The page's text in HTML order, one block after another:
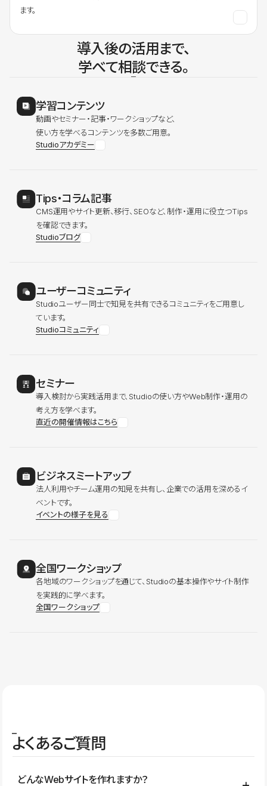
ます。
導入後の活用まで、
学べて相談できる。
学習コンテンツ
動画やセミナー・記事・ワークショップなど、
使い方を学べるコンテンツを多数ご用意。
Studioアカデミー
Tips・コラム記事
CMS運用やサイト更新、移行、SEOなど、制作・運用に役立つTips
を確認できます。
Studioブログ
ユーザーコミュニティ
Studioユーザー同士で知見を共有できるコミュニティをご用意し
ています。
Studioコミュニティ
セミナー
導入検討から実践活用まで、Studioの使い方やWeb制作・運用の
考え方を学べます。
直近の開催情報はこちら
ビジネスミートアップ
法人利用やチーム運用の知見を共有し、企業での活用を深めるイ
ベントです。
イベントの様子を見る
全国ワークショップ
各地域のワークショップを通じて、Studioの基本操作やサイト制作
を実践的に学べます。
全国ワークショップ
よくあるご質問
どんなWebサイトを作れますか？